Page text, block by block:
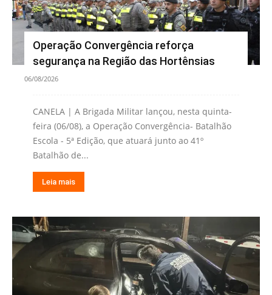
Operação Convergência reforça
segurança na Região das Hortênsias
06/08/2026
CANELA | A Brigada Militar lançou, nesta quinta-
feira (06/08), a Operação Convergência- Batalhão
Escola - 5ª Edição, que atuará junto ao 41º
Batalhão de...
Leia mais